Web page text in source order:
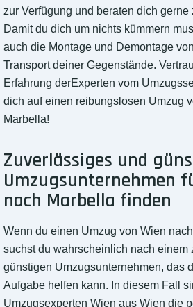
zur Verfügung und beraten dich gerne
Damit du dich um nichts kümmern
auch die Montage und Demontage
Transport deiner Gegenstände.
Erfahrung derExperten vom
dich auf einen reibungslosen Umzug
Marbella!
Zuverlässiges und
Umzugsunternehmen
nach Marbella finden
Wenn du einen Umzug von Wien
suchst du wahrscheinlich nach einem
günstigen Umzugsunternehmen, das
Aufgabe helfen kann. In diesem Fall
Umzugsexperten Wien aus Wien die